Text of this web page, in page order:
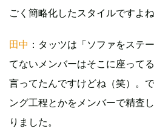
ごく簡略化したスタイルですよね
田中 ：タッツは「ソファをステ
てないメンバーはそこに座って
言ってたんですけどね（笑）。
ング工程とかをメンバーで精査
りました。